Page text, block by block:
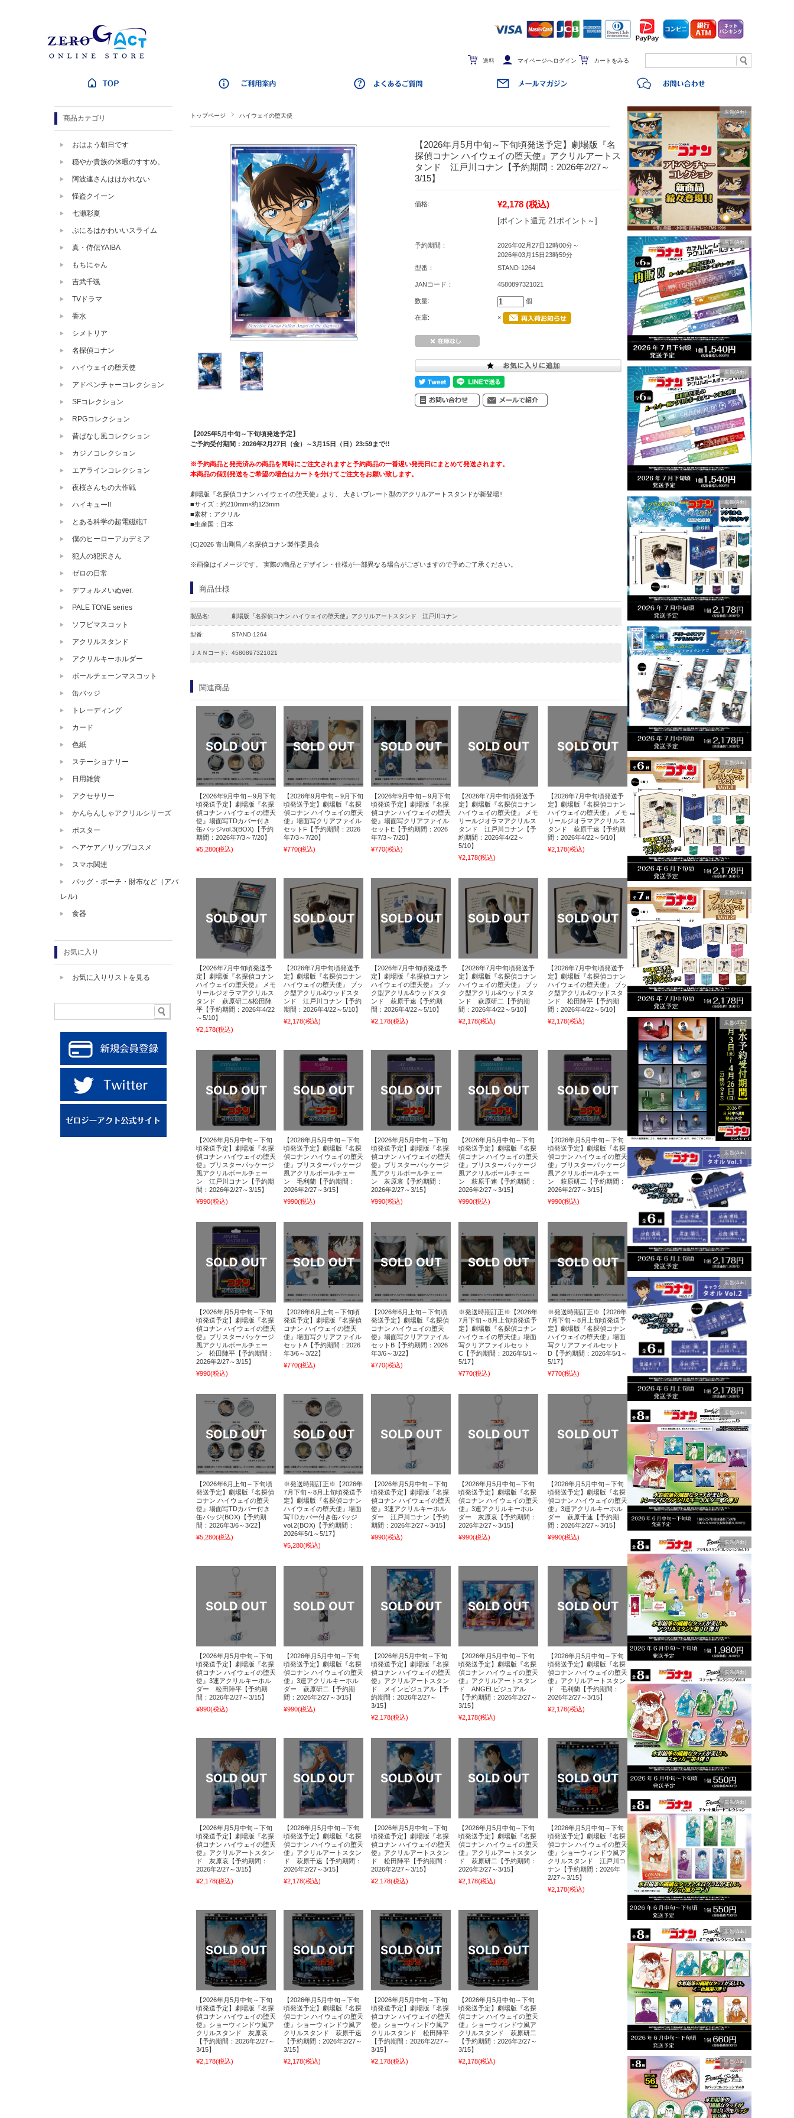
送料 マイページへログイン カートをみる
広告(Ads)
広告(Ads)
広告(Ads)
広告(Ads)
広告(Ads)
広告(Ads)
広告(Ads)
広告(Ads)
広告(Ads)
広告(Ads)
広告(Ads)
広告(Ads)
広告(Ads)
広告(Ads)
広告(Ads)
広告(Ads)
トップページ ハイウェイの堕天使
【2026年月5月中旬～下旬頃発送予定】劇場版『名
探偵コナン ハイウェイの堕天使』アクリルアートス
タンド 江戸川コナン【予約期間：2026年2/27～
3/15】
価格: ¥2,178 (税込)
[ポイント還元 21ポイント～]
予約期間：
2026年02月27日12時00分～
2026年03月15日23時59分
型番：
STAND-1264
JANコード： 4580897321021
数量: 個
在庫: ×
【2025年5月中旬～下旬頃発送予定】
ご予約受付期間：2026年2月27日（金）～3月15日（日）23:59まで!!
※予約商品と発売済みの商品を同時にご注文されますと予約商品の一番遅い発売日にまとめて発送されます。
本商品の個別発送をご希望の場合はカートを分けてご注文をお願い致します。
劇場版『名探偵コナン ハイウェイの堕天使』より、 大きいプレート型のアクリルアートスタンドが新登場!!
■サイズ：約210mm×約123mm
■素材：アクリル
■生産国：日本
(C)2026 青山剛昌／名探偵コナン製作委員会
※画像はイメージです。 実際の商品とデザイン・仕様が一部異なる場合がございますので予めご了承ください。
商品仕様
製品名: 劇場版『名探偵コナン ハイウェイの堕天使』アクリルアートスタンド 江戸川コナン
型番: STAND-1264
ＪＡＮコード: 4580897321021
関連商品
【2026年9月中旬～9月下旬
頃発送予定】劇場版『名探
偵コナン ハイウェイの堕天
使』場面写TDカバー付き
缶バッジvol.3(BOX)【予約
期間：2026年7/3～7/20】
¥5,280(税込)
【2026年9月中旬～9月下旬
頃発送予定】劇場版『名探
偵コナン ハイウェイの堕天
使』場面写クリアファイル
セットF【予約期間：2026
年7/3～7/20】
¥770(税込)
【2026年9月中旬～9月下旬
頃発送予定】劇場版『名探
偵コナン ハイウェイの堕天
使』場面写クリアファイル
セットE【予約期間：2026
年7/3～7/20】
¥770(税込)
【2026年7月中旬頃発送予
定】劇場版『名探偵コナン
ハイウェイの堕天使』 メモ
リールジオラマアクリルス
タンド 江戸川コナン【予
約期間：2026年4/22～
5/10】
¥2,178(税込)
【2026年7月中旬頃発送予
定】劇場版『名探偵コナン
ハイウェイの堕天使』 メモ
リールジオラマアクリルス
タンド 萩原千速【予約期
間：2026年4/22～5/10】
¥2,178(税込)
【2026年7月中旬頃発送予
定】劇場版『名探偵コナン
ハイウェイの堕天使』 メモ
リールジオラマアクリルス
タンド 萩原研二&松田陣
平【予約期間：2026年4/22
～5/10】
¥2,178(税込)
【2026年7月中旬頃発送予
定】劇場版『名探偵コナン
ハイウェイの堕天使』 ブッ
ク型アクリル&ウッドスタ
ンド 江戸川コナン【予約
期間：2026年4/22～5/10】
¥2,178(税込)
【2026年7月中旬頃発送予
定】劇場版『名探偵コナン
ハイウェイの堕天使』 ブッ
ク型アクリル&ウッドスタ
ンド 萩原千速【予約期
間：2026年4/22～5/10】
¥2,178(税込)
【2026年7月中旬頃発送予
定】劇場版『名探偵コナン
ハイウェイの堕天使』 ブッ
ク型アクリル&ウッドスタ
ンド 萩原研二【予約期
間：2026年4/22～5/10】
¥2,178(税込)
【2026年7月中旬頃発送予
定】劇場版『名探偵コナン
ハイウェイの堕天使』 ブッ
ク型アクリル&ウッドスタ
ンド 松田陣平【予約期
間：2026年4/22～5/10】
¥2,178(税込)
【2026年月5月中旬～下旬
頃発送予定】劇場版『名探
偵コナン ハイウェイの堕天
使』ブリスターパッケージ
風アクリルボールチェー
ン 江戸川コナン【予約期
間：2026年2/27～3/15】
¥990(税込)
【2026年月5月中旬～下旬
頃発送予定】劇場版『名探
偵コナン ハイウェイの堕天
使』ブリスターパッケージ
風アクリルボールチェー
ン 毛利蘭【予約期間：
2026年2/27～3/15】
¥990(税込)
【2026年月5月中旬～下旬
頃発送予定】劇場版『名探
偵コナン ハイウェイの堕天
使』ブリスターパッケージ
風アクリルボールチェー
ン 灰原哀【予約期間：
2026年2/27～3/15】
¥990(税込)
【2026年月5月中旬～下旬
頃発送予定】劇場版『名探
偵コナン ハイウェイの堕天
使』ブリスターパッケージ
風アクリルボールチェー
ン 萩原千速【予約期間：
2026年2/27～3/15】
¥990(税込)
【2026年月5月中旬～下旬
頃発送予定】劇場版『名探
偵コナン ハイウェイの堕天
使』ブリスターパッケージ
風アクリルボールチェー
ン 萩原研二【予約期間：
2026年2/27～3/15】
¥990(税込)
【2026年月5月中旬～下旬
頃発送予定】劇場版『名探
偵コナン ハイウェイの堕天
使』ブリスターパッケージ
風アクリルボールチェー
ン 松田陣平【予約期間：
2026年2/27～3/15】
¥990(税込)
【2026年6月上旬～下旬頃
発送予定】劇場版『名探偵
コナン ハイウェイの堕天
使』場面写クリアファイル
セットA【予約期間：2026
年3/6～3/22】
¥770(税込)
【2026年6月上旬～下旬頃
発送予定】劇場版『名探偵
コナン ハイウェイの堕天
使』場面写クリアファイル
セットB【予約期間：2026
年3/6～3/22】
¥770(税込)
※発送時期訂正※【2026年
7月下旬～8月上旬頃発送予
定】劇場版『名探偵コナン
ハイウェイの堕天使』場面
写クリアファイルセット
C【予約期間：2026年5/1～
5/17】
¥770(税込)
※発送時期訂正※【2026年
7月下旬～8月上旬頃発送予
定】劇場版『名探偵コナン
ハイウェイの堕天使』場面
写クリアファイルセット
D【予約期間：2026年5/1～
5/17】
¥770(税込)
【2026年6月上旬～下旬頃
発送予定】劇場版『名探偵
コナン ハイウェイの堕天
使』場面写TDカバー付き
缶バッジ(BOX)【予約期
間：2026年3/6～3/22】
¥5,280(税込)
※発送時期訂正※【2026年
7月下旬～8月上旬頃発送予
定】劇場版『名探偵コナン
ハイウェイの堕天使』場面
写TDカバー付き缶バッジ
vol.2(BOX)【予約期間：
2026年5/1～5/17】
¥5,280(税込)
【2026年月5月中旬～下旬
頃発送予定】劇場版『名探
偵コナン ハイウェイの堕天
使』3連アクリルキーホル
ダー 江戸川コナン【予約
期間：2026年2/27～3/15】
¥990(税込)
【2026年月5月中旬～下旬
頃発送予定】劇場版『名探
偵コナン ハイウェイの堕天
使』3連アクリルキーホル
ダー 灰原哀【予約期間：
2026年2/27～3/15】
¥990(税込)
【2026年月5月中旬～下旬
頃発送予定】劇場版『名探
偵コナン ハイウェイの堕天
使』3連アクリルキーホル
ダー 萩原千速【予約期
間：2026年2/27～3/15】
¥990(税込)
【2026年月5月中旬～下旬
頃発送予定】劇場版『名探
偵コナン ハイウェイの堕天
使』3連アクリルキーホル
ダー 松田陣平【予約期
間：2026年2/27～3/15】
¥990(税込)
【2026年月5月中旬～下旬
頃発送予定】劇場版『名探
偵コナン ハイウェイの堕天
使』3連アクリルキーホル
ダー 萩原研二【予約期
間：2026年2/27～3/15】
¥990(税込)
【2026年月5月中旬～下旬
頃発送予定】劇場版『名探
偵コナン ハイウェイの堕天
使』アクリルアートスタン
ド メインビジュアル【予
約期間：2026年2/27～
3/15】
¥2,178(税込)
【2026年月5月中旬～下旬
頃発送予定】劇場版『名探
偵コナン ハイウェイの堕天
使』アクリルアートスタン
ド ANGELビジュアル
【予約期間：2026年2/27～
3/15】
¥2,178(税込)
【2026年月5月中旬～下旬
頃発送予定】劇場版『名探
偵コナン ハイウェイの堕天
使』アクリルアートスタン
ド 毛利蘭【予約期間：
2026年2/27～3/15】
¥2,178(税込)
【2026年月5月中旬～下旬
頃発送予定】劇場版『名探
偵コナン ハイウェイの堕天
使』アクリルアートスタン
ド 灰原哀【予約期間：
2026年2/27～3/15】
¥2,178(税込)
【2026年月5月中旬～下旬
頃発送予定】劇場版『名探
偵コナン ハイウェイの堕天
使』アクリルアートスタン
ド 萩原千速【予約期間：
2026年2/27～3/15】
¥2,178(税込)
【2026年月5月中旬～下旬
頃発送予定】劇場版『名探
偵コナン ハイウェイの堕天
使』アクリルアートスタン
ド 松田陣平【予約期間：
2026年2/27～3/15】
¥2,178(税込)
【2026年月5月中旬～下旬
頃発送予定】劇場版『名探
偵コナン ハイウェイの堕天
使』アクリルアートスタン
ド 萩原研二【予約期間：
2026年2/27～3/15】
¥2,178(税込)
【2026年月5月中旬～下旬
頃発送予定】劇場版『名探
偵コナン ハイウェイの堕天
使』ショーウィンドウ風ア
クリルスタンド 江戸川コ
ナン【予約期間：2026年
2/27～3/15】
¥2,178(税込)
【2026年月5月中旬～下旬
頃発送予定】劇場版『名探
偵コナン ハイウェイの堕天
使』ショーウィンドウ風ア
クリルスタンド 灰原哀
【予約期間：2026年2/27～
3/15】
¥2,178(税込)
【2026年月5月中旬～下旬
頃発送予定】劇場版『名探
偵コナン ハイウェイの堕天
使』ショーウィンドウ風ア
クリルスタンド 萩原千速
【予約期間：2026年2/27～
3/15】
¥2,178(税込)
【2026年月5月中旬～下旬
頃発送予定】劇場版『名探
偵コナン ハイウェイの堕天
使』ショーウィンドウ風ア
クリルスタンド 松田陣平
【予約期間：2026年2/27～
3/15】
¥2,178(税込)
【2026年月5月中旬～下旬
頃発送予定】劇場版『名探
偵コナン ハイウェイの堕天
使』ショーウィンドウ風ア
クリルスタンド 萩原研二
【予約期間：2026年2/27～
3/15】
¥2,178(税込)
商品カテゴリ
おはよう朝日です
穏やか貴族の休暇のすすめ。
阿波連さんははかれない
怪盗クイーン
七瀬彩夏
ぷにるはかわいいスライム
真・侍伝YAIBA
もちにゃん
吉武千颯
TVドラマ
香水
シメトリア
名探偵コナン
ハイウェイの堕天使
アドベンチャーコレクション
SFコレクション
RPGコレクション
昔ばなし風コレクション
カジノコレクション
エアラインコレクション
夜桜さんちの大作戦
ハイキュー!!
とある科学の超電磁砲T
僕のヒーローアカデミア
犯人の犯沢さん
ゼロの日常
デフォルメいぬver.
PALE TONE series
ソフビマスコット
アクリルスタンド
アクリルキーホルダー
ボールチェーンマスコット
缶バッジ
トレーディング
カード
色紙
ステーショナリー
日用雑貨
アクセサリー
かんらんしゃアクリルシリーズ
ポスター
ヘアケア／リップ/コスメ
スマホ関連
バッグ・ポーチ・財布など（アパ
レル）
食器
お気に入り
お気に入りリストを見る